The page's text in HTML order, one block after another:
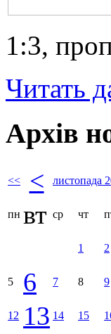
1:3,
Читать
Архів
<< < листопада
пн вт ср чт
1 2
5 6 7 8 9
12 13 14 15